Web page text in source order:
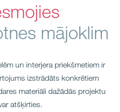
mājoklim
un interjera priekšmetiem ir
izstrādāts konkrētiem
materiāli dažādās projektu
atšķirties.